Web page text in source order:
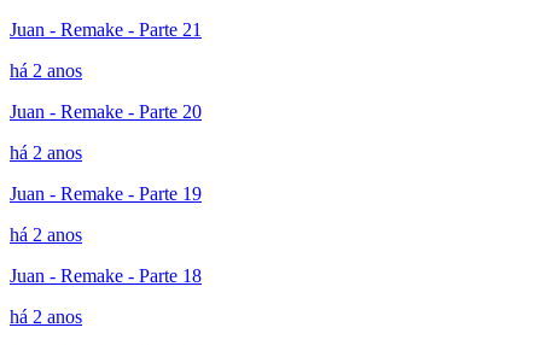
Juan - Remake - Parte 21
há 2 anos
Juan - Remake - Parte 20
há 2 anos
Juan - Remake - Parte 19
há 2 anos
Juan - Remake - Parte 18
há 2 anos